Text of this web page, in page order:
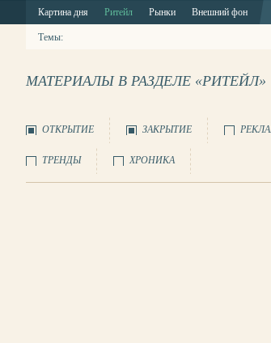
Картина дня Ритейл Рынки Внешний фон
Темы:
МАТЕРИАЛЫ В РАЗДЕЛЕ «РИТЕЙЛ»
ОТКРЫТИЕ ЗАКРЫТИЕ
ТРЕНДЫ ХРОНИКА